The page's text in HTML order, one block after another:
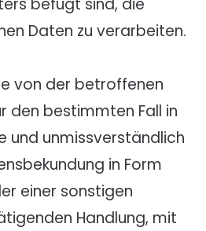
befugt sind, die
Daten zu verarbeiten.
von der betroffenen
den bestimmten Fall in
und unmissverständlich
in Form
einer sonstigen
Handlung, mit